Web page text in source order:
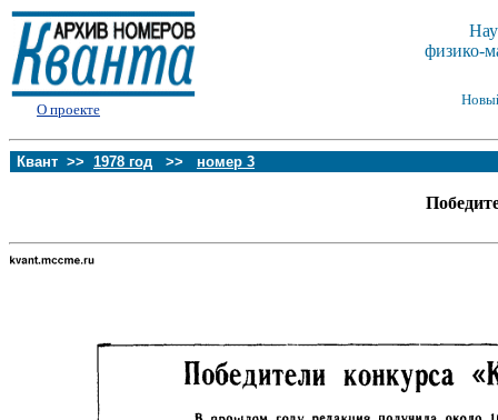
О проекте
физико-
Квант >> 1978 год >> номер 3